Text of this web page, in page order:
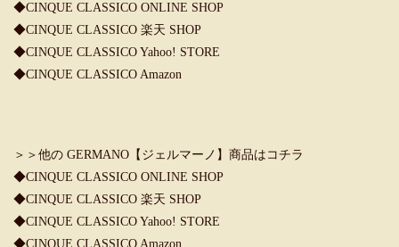
◆CINQUE CLASSICO ONLINE SHOP
◆CINQUE CLASSICO 楽天 SHOP
◆CINQUE CLASSICO Yahoo! STORE
◆CINQUE CLASSICO Amazon
＞＞他の GERMANO【ジェルマーノ】商品はコチラ
◆CINQUE CLASSICO ONLINE SHOP
◆CINQUE CLASSICO 楽天 SHOP
◆CINQUE CLASSICO Yahoo! STORE
◆CINQUE CLASSICO Amazon